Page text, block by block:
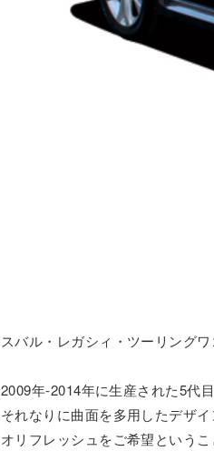
スバル・レガシィ・ツーリングワ
2009年-2014年に生産された5代
それなりに曲面を多用したデザ
オリフレッシュをご希望という